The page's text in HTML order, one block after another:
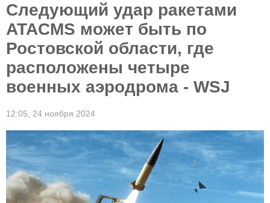
Следующий удар ракетами
ATACMS может быть по
Ростовской области, где
расположены четыре
военных аэродрома - WSJ
12:05, 24 ноября 2024